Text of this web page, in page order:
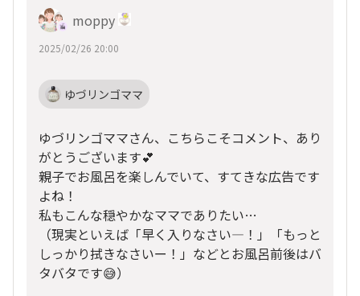
moppy
2025/02/26 20:00
ゆづリンゴママ
ゆづリンゴママさん、こちらこそコメント、あり
がとうございます💕
親子でお風呂を楽しんでいて、すてきな広告です
よね！
私もこんな穏やかなママでありたい…
（現実といえば「早く入りなさい―！」「もっと
しっかり拭きなさいー！」などとお風呂前後はバ
タバタです😅）